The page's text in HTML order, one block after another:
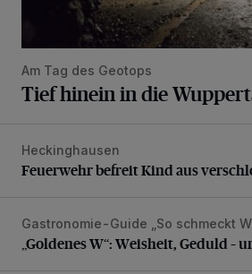
Am Tag des Geotops
Tief hinein in die
Feuerwehr befreit Kind aus
Heckinghausen
Feuerwehr befreit Kind aus
„Goldenes W“: Weisheit, Geduld –
Gastronomie-Guide „So schmeckt
„Goldenes W“: Weisheit, Geduld –